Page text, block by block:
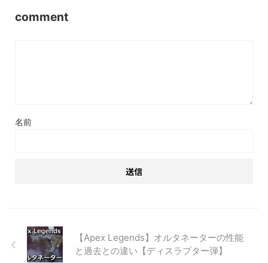
comment
名前
【Apex Legends】オルタネーターの性能
と過去との違い【ディスラプター弾】